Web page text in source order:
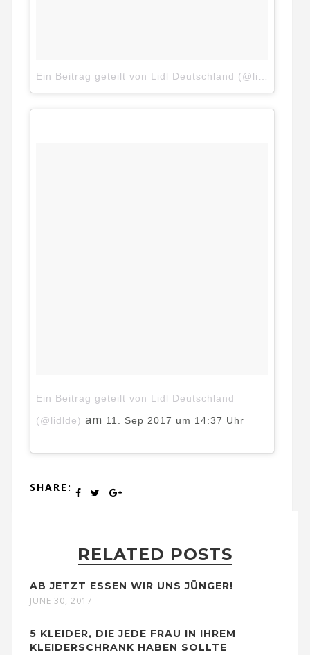
Ein Beitrag geteilt von Lidl Deutschland
(@lidlde) am 11. Sep 2017 um 14:37 Uhr
SHARE:
RELATED POSTS
AB JETZT ESSEN WIR UNS JÜNGER!
JUNE 30, 2017
5 KLEIDER, DIE JEDE FRAU IN IHREM
KLEIDERSCHRANK HABEN SOLLTE